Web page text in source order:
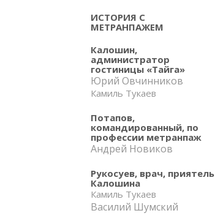
ИСТОРИЯ С
МЕТРАНПАЖЕМ
Калошин,
администратор
гостиницы «Тайга»
Юрий Овчинников
Камиль Тукаев
Потапов,
командированный, по
профессии метранпаж
Андрей Новиков
Рукосуев, врач, приятель
Калошина
Камиль Тукаев
Василий Шумский